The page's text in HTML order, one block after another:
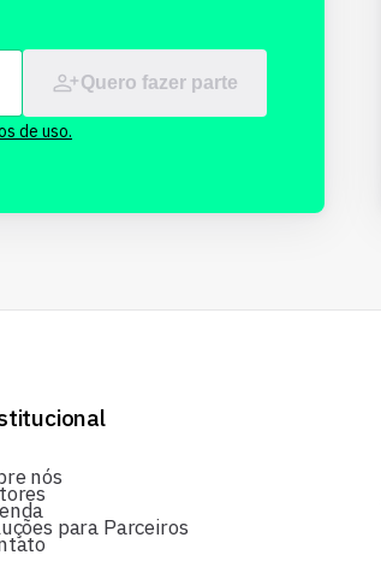
Quero fazer parte
de uso.
nós
para Parceiros